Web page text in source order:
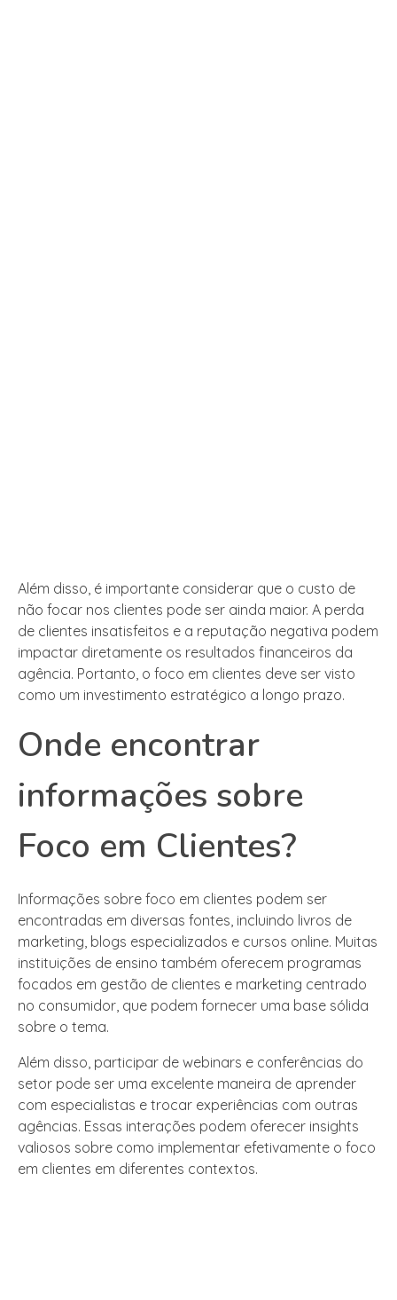
Além disso, é importante considerar que o custo de
não focar nos clientes pode ser ainda maior. A perda
de clientes insatisfeitos e a reputação negativa podem
impactar diretamente os resultados financeiros da
agência. Portanto, o foco em clientes deve ser visto
como um investimento estratégico a longo prazo.
Onde encontrar
informações sobre
Foco em Clientes?
Informações sobre foco em clientes podem ser
encontradas em diversas fontes, incluindo livros de
marketing, blogs especializados e cursos online. Muitas
instituições de ensino também oferecem programas
focados em gestão de clientes e marketing centrado
no consumidor, que podem fornecer uma base sólida
sobre o tema.
Além disso, participar de webinars e conferências do
setor pode ser uma excelente maneira de aprender
com especialistas e trocar experiências com outras
agências. Essas interações podem oferecer insights
valiosos sobre como implementar efetivamente o foco
em clientes em diferentes contextos.